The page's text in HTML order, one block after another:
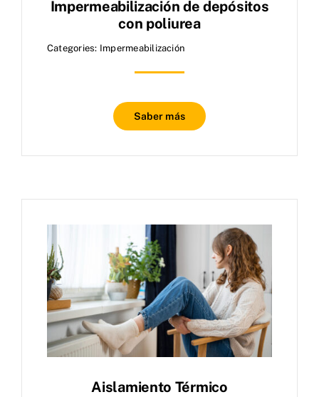
Impermeabilización de depósitos
con poliurea
Categories: Impermeabilización
Saber más
Aislamiento Térmico